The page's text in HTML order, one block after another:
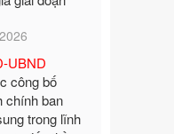
UBND
bố
ban
trong lĩnh
đấu thầu
thẩm quyền
và Ban